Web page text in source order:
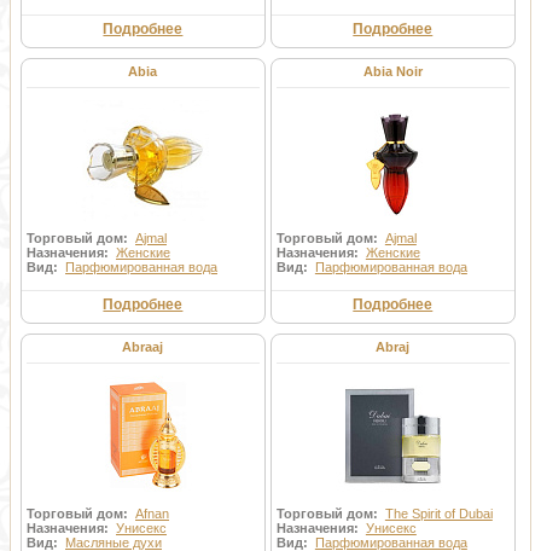
Подробнее Подробнее
Abia
Торговый дом: Ajmal
Назначения: Женские
Вид: Парфюмированная вода
Подробнее
Abia Noir
Торговый дом: Ajmal
Назначения: Женские
Вид: Парфюмированная вода
Подробнее
Abraaj
Торговый дом: Afnan
Назначения: Унисекс
Вид: Масляные духи
Abraj
Торговый дом: The Spirit of Dubai
Назначения: Унисекс
Вид: Парфюмированная вода